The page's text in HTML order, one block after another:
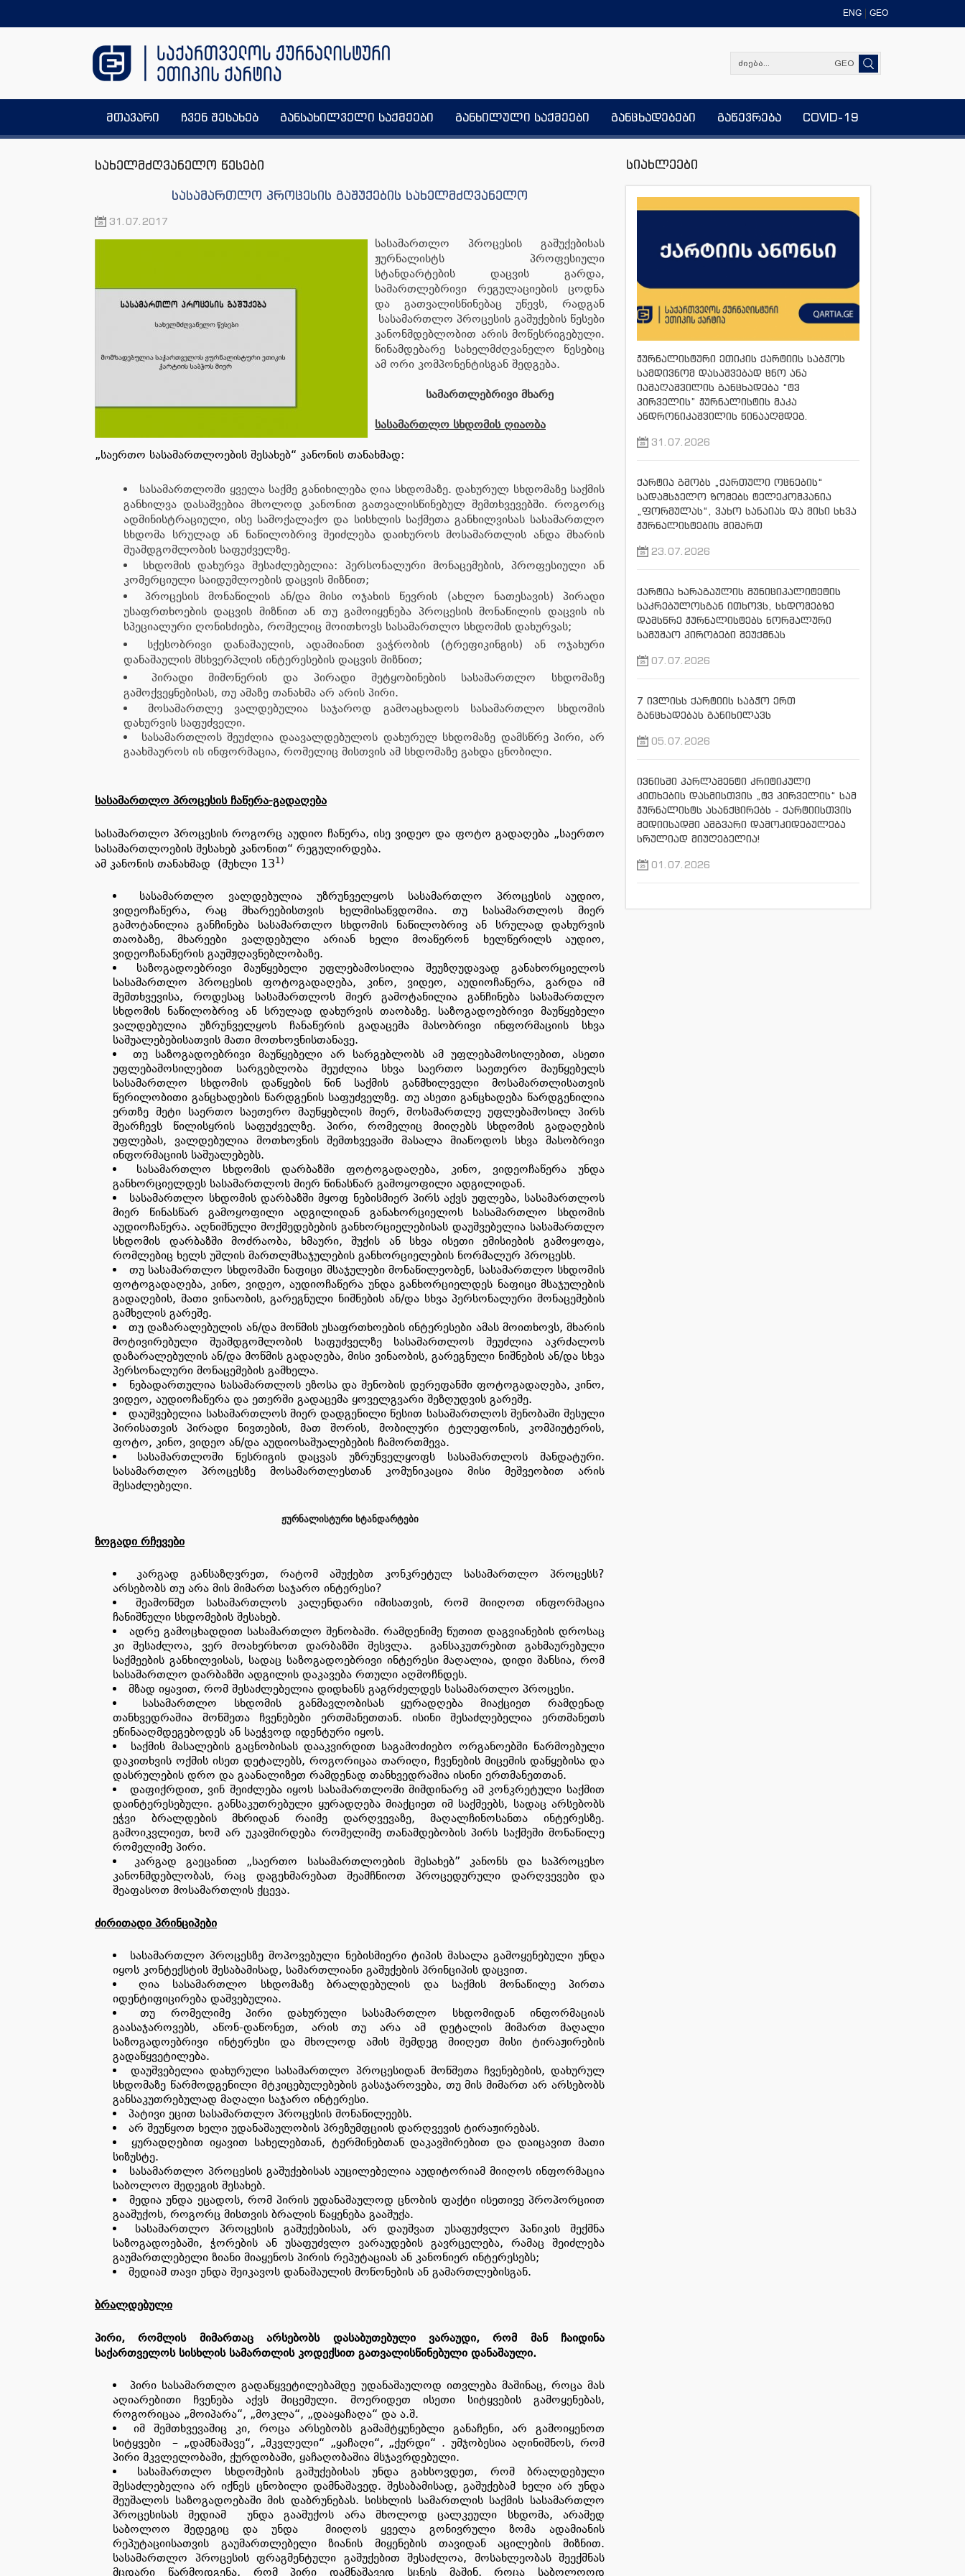
ENG GEO
GEO
მთავარი ჩვენ შესახებ განსახილველი საქმეები განხილული საქმეები განცხადებები გაწევრება COVID-19
სახელმძღვანელო წესები
სასამართლო პროცესის გაშუქების სახელმძღვანელო
31.07.2017
სასამართლო პროცესის გაშუქებისას
ჟურნალისტს პროფესიული
სტანდარტების დაცვის გარდა,
სამართლებრივი რეგულაციების ცოდნა
და გათვალისწინებაც უწევს, რადგან
სასამართლო პროცესის გაშუქების წესები
კანონმდებლობით არის მოწესრიგებული.
წინამდებარე სახელმძღვანელო წესებიც
ამ ორი კომპონენტისგან შედგება.
სამართლებრივი მხარე
სასამართლო სხდომის ღიაობა
„საერთო სასამართლოების შესახებ“ კანონის თანახმად:
სასამართლოში ყველა საქმე განიხილება ღია სხდომაზე. დახურულ სხდომაზე საქმის
განხილვა დასაშვებია მხოლოდ კანონით გათვალისწინებულ შემთხვევებში. როგორც
ადმინისტრაციული, ისე სამოქალაქო და სისხლის საქმეთა განხილვისას სასამართლო
სხდომა სრულად ან ნაწილობრივ შეიძლება დაიხუროს მოსამართლის ანდა მხარის
შუამდგომლობის საფუძველზე.
სხდომის დახურვა შესაძლებელია: პერსონალური მონაცემების, პროფესიული ან
კომერციული საიდუმლოების დაცვის მიზნით;
პროცესის მონაწილის ან/და მისი ოჯახის წევრის (ახლო ნათესავის) პირადი
უსაფრთხოების დაცვის მიზნით ან თუ გამოიყენება პროცესის მონაწილის დაცვის ის
სპეციალური ღონისძიება, რომელიც მოითხოვს სასამართლო სხდომის დახურვას;
სქესობრივი დანაშაულის, ადამიანით ვაჭრობის (ტრეფიკინგის) ან ოჯახური
დანაშაულის მსხვერპლის ინტერესების დაცვის მიზნით;
პირადი მიმოწერის და პირადი შეტყობინების სასამართლო სხდომაზე
გამოქვეყნებისას, თუ ამაზე თანახმა არ არის პირი.
მოსამართლე ვალდებულია საჯაროდ გამოაცხადოს სასამართლო სხდომის
დახურვის საფუძველი.
სასამართლოს შეუძლია დაავალდებულოს დახურულ სხდომაზე დამსწრე პირი, არ
გაახმაუროს ის ინფორმაცია, რომელიც მისთვის ამ სხდომაზე გახდა ცნობილი.
სასამართლო პროცესის ჩაწერა-გადაღება
სასამართლო პროცესის როგორც აუდიო ჩაწერა, ისე ვიდეო და ფოტო გადაღება „საერთო
სასამართლოების შესახებ კანონით“ რეგულირდება.
ამ კანონის თანახმად (მუხლი 131)
სასამართლო ვალდებულია უზრუნველყოს სასამართლო პროცესის აუდიო,
ვიდეოჩაწერა, რაც მხარეებისთვის ხელმისაწვდომია. თუ სასამართლოს მიერ
გამოტანილია განჩინება სასამართლო სხდომის ნაწილობრივ ან სრულად დახურვის
თაობაზე, მხარეები ვალდებული არიან ხელი მოაწერონ ხელწერილს აუდიო,
ვიდეოჩანაწერის გაუმჟღავნებლობაზე.
საზოგადოებრივი მაუწყებელი უფლებამოსილია შეუზღუდავად განახორციელოს
სასამართლო პროცესის ფოტოგადაღება, კინო, ვიდეო, აუდიოჩაწერა, გარდა იმ
შემთხვევისა, როდესაც სასამართლოს მიერ გამოტანილია განჩინება სასამართლო
სხდომის ნაწილობრივ ან სრულად დახურვის თაობაზე. საზოგადოებრივი მაუწყებელი
ვალდებულია უზრუნველყოს ჩანაწერის გადაცემა მასობრივი ინფორმაციის სხვა
საშუალებებისათვის მათი მოთხოვნისთანავე.
თუ საზოგადოებრივი მაუწყებელი არ სარგებლობს ამ უფლებამოსილებით, ასეთი
უფლებამოსილებით სარგებლობა შეუძლია სხვა საერთო საეთერო მაუწყებელს
სასამართლო სხდომის დაწყების წინ საქმის განმხილველი მოსამართლისათვის
წერილობითი განცხადების წარდგენის საფუძველზე. თუ ასეთი განცხადება წარდგენილია
ერთზე მეტი საერთო საეთერო მაუწყებლის მიერ, მოსამართლე უფლებამოსილ პირს
შეარჩევს წილისყრის საფუძველზე. პირი, რომელიც მიიღებს სხდომის გადაღების
უფლებას, ვალდებულია მოთხოვნის შემთხვევაში მასალა მიაწოდოს სხვა მასობრივი
ინფორმაციის საშუალებებს.
სასამართლო სხდომის დარბაზში ფოტოგადაღება, კინო, ვიდეოჩაწერა უნდა
განხორციელდეს სასამართლოს მიერ წინასწარ გამოყოფილი ადგილიდან.
სასამართლო სხდომის დარბაზში მყოფ ნებისმიერ პირს აქვს უფლება, სასამართლოს
მიერ წინასწარ გამოყოფილი ადგილიდან განახორციელოს სასამართლო სხდომის
აუდიოჩაწერა. აღნიშნული მოქმედებების განხორციელებისას დაუშვებელია სასამართლო
სხდომის დარბაზში მოძრაობა, ხმაური, შუქის ან სხვა ისეთი ემისიების გამოყოფა,
რომლებიც ხელს უშლის მართლმსაჯულების განხორციელების ნორმალურ პროცესს.
თუ სასამართლო სხდომაში ნაფიცი მსაჯულები მონაწილეობენ, სასამართლო სხდომის
ფოტოგადაღება, კინო, ვიდეო, აუდიოჩაწერა უნდა განხორციელდეს ნაფიცი მსაჯულების
გადაღების, მათი ვინაობის, გარეგნული ნიშნების ან/და სხვა პერსონალური მონაცემების
გამხელის გარეშე.
თუ დაზარალებულის ან/და მოწმის უსაფრთხოების ინტერესები ამას მოითხოვს, მხარის
მოტივირებული შუამდგომლობის საფუძველზე სასამართლოს შეუძლია აკრძალოს
დაზარალებულის ან/და მოწმის გადაღება, მისი ვინაობის, გარეგნული ნიშნების ან/და სხვა
პერსონალური მონაცემების გამხელა.
ნებადართულია სასამართლოს ეზოსა და შენობის დერეფანში ფოტოგადაღება, კინო,
ვიდეო, აუდიოჩაწერა და ეთერში გადაცემა ყოველგვარი შეზღუდვის გარეშე.
დაუშვებელია სასამართლოს მიერ დადგენილი წესით სასამართლოს შენობაში შესული
პირისათვის პირადი ნივთების, მათ შორის, მობილური ტელეფონის, კომპიუტერის,
ფოტო, კინო, ვიდეო ან/და აუდიოსაშუალებების ჩამორთმევა.
სასამართლოში წესრიგის დაცვას უზრუნველყოფს სასამართლოს მანდატური.
სასამართლო პროცესზე მოსამართლესთან კომუნიკაცია მისი მეშვეობით არის
შესაძლებელი.
ᲟᲣᲠᲜᲐᲚᲘᲡᲢᲣᲠᲘ ᲡᲢᲐᲜᲓᲐᲠᲢᲔᲑᲘ
ზოგადი რჩევები
კარგად განსაზღვრეთ, რატომ აშუქებთ კონკრეტულ სასამართლო პროცესს?
არსებობს თუ არა მის მიმართ საჯარო ინტერესი?
შეამოწმეთ სასამართლოს კალენდარი იმისათვის, რომ მიიღოთ ინფორმაცია
ჩანიშნული სხდომების შესახებ.
ადრე გამოცხადდით სასამართლო შენობაში. რამდენიმე წუთით დაგვიანების დროსაც
კი შესაძლოა, ვერ მოახერხოთ დარბაზში შესვლა. განსაკუთრებით გახმაურებული
საქმეების განხილვისას, სადაც საზოგადოებრივი ინტერესი მაღალია, დიდი შანსია, რომ
სასამართლო დარბაზში ადგილის დაკავება რთული აღმოჩნდეს.
მზად იყავით, რომ შესაძლებელია დიდხანს გაგრძელდეს სასამართლო პროცესი.
სასამართლო სხდომის განმავლობისას ყურადღება მიაქციეთ რამდენად
თანხვედრაშია მოწმეთა ჩვენებები ერთმანეთთან. ისინი შესაძლებელია ერთმანეთს
ეწინააღმდეგებოდეს ან საეჭვოდ იდენტური იყოს.
საქმის მასალების გაცნობისას დააკვირდით საგამოძიებო ორგანოებში წარმოებული
დაკითხვის ოქმის ისეთ დეტალებს, როგორიცაა თარიღი, ჩვენების მიცემის დაწყებისა და
დასრულების დრო და გაანალიზეთ რამდენად თანხვედრაშია ისინი ერთმანეთთან.
დაფიქრდით, ვინ შეიძლება იყოს სასამართლოში მიმდინარე ამ კონკრეტული საქმით
დაინტერესებული. განსაკუთრებული ყურადღება მიაქციეთ იმ საქმეებს, სადაც არსებობს
ეჭვი ბრალდების მხრიდან რაიმე დარღვევაზე, მაღალჩინოსანთა ინტერესზე.
გამოიკვლიეთ, ხომ არ უკავშირდება რომელიმე თანამდებობის პირს საქმეში მონაწილე
რომელიმე პირი.
კარგად გაეცანით „საერთო სასამართლოების შესახებ” კანონს და საპროცესო
კანონმდებლობას, რაც დაგეხმარებათ შეამჩნიოთ პროცედურული დარღვევები და
შეაფასოთ მოსამართლის ქცევა.
ძირითადი პრინციპები
სასამართლო პროცესზე მოპოვებული ნებისმიერი ტიპის მასალა გამოყენებული უნდა
იყოს კონტექსტის შესაბამისად, სამართლიანი გაშუქების პრინციპის დაცვით.
ღია სასამართლო სხდომაზე ბრალდებულის და საქმის მონაწილე პირთა
იდენტიფიცირება დაშვებულია.
თუ რომელიმე პირი დახურული სასამართლო სხდომიდან ინფორმაციას
გაასაჯაროვებს, აწონ-დაწონეთ, არის თუ არა ამ დეტალის მიმართ მაღალი
საზოგადოებრივი ინტერესი და მხოლოდ ამის შემდეგ მიიღეთ მისი ტირაჟირების
გადაწყვეტილება.
დაუშვებელია დახურული სასამართლო პროცესიდან მოწმეთა ჩვენებების, დახურულ
სხდომაზე წარმოდგენილი მტკიცებულებების გასაჯაროვება, თუ მის მიმართ არ არსებობს
განსაკუთრებულად მაღალი საჯარო ინტერესი.
პატივი ეცით სასამართლო პროცესის მონაწილეებს.
არ შეუწყოთ ხელი უდანაშაულობის პრეზუმფციის დარღვევის ტირაჟირებას.
ყურადღებით იყავით სახელებთან, ტერმინებთან დაკავშირებით და დაიცავით მათი
სიზუსტე.
სასამართლო პროცესის გაშუქებისას აუცილებელია აუდიტორიამ მიიღოს ინფორმაცია
საბოლოო შედეგის შესახებ.
მედია უნდა ეცადოს, რომ პირის უდანაშაულოდ ცნობის ფაქტი ისეთივე პროპორციით
გააშუქოს, როგორც მისთვის ბრალის წაყენება გააშუქა.
სასამართლო პროცესის გაშუქებისას, არ დაუშვათ უსაფუძვლო პანიკის შექმნა
საზოგადოებაში, ჭორების ან უსაფუძვლო ვარაუდების გავრცელება, რამაც შეიძლება
გაუმართლებელი ზიანი მიაყენოს პირის რეპუტაციას ან კანონიერ ინტერესებს;
მედიამ თავი უნდა შეიკავოს დანაშაულის მოწონების ან გამართლებისგან.
ბრალდებული
პირი, რომლის მიმართაც არსებობს დასაბუთებული ვარაუდი, რომ მან ჩაიდინა
საქართველოს სისხლის სამართლის კოდექსით გათვალისწინებული დანაშაული.
პირი სასამართლო გადაწყვეტილებამდე უდანაშაულოდ ითვლება მაშინაც, როცა მას
აღიარებითი ჩვენება აქვს მიცემული. მოერიდეთ ისეთი სიტყვების გამოყენებას,
როგორიცაა „მოიპარა“, „მოკლა“, „დააყაჩაღა“ და ა.შ.
იმ შემთხვევაშიც კი, როცა არსებობს გამამტყუნებლი განაჩენი, არ გამოიყენოთ
სიტყვები – „დამნაშავე“, „მკვლელი“ „ყაჩაღი“, „ქურდი“ . უმჯობესია აღინიშნოს, რომ
პირი მკვლელობაში, ქურდობაში, ყაჩაღობაშია მსჯავრდებული.
სასამართლო სხდომების გაშუქებისას უნდა გახსოვდეთ, რომ ბრალდებული
შესაძლებელია არ იქნეს ცნობილი დამნაშავედ. შესაბამისად, გაშუქებამ ხელი არ უნდა
შეუშალოს საზოგადოებაში მის დაბრუნებას. სისხლის სამართლის საქმის სასამართლო
პროცესისას მედიამ უნდა გააშუქოს არა მხოლოდ ცალკეული სხდომა, არამედ
საბოლოო შედეგიც და უნდა მიიღოს ყველა გონივრული ზომა ადამიანის
რეპუტაციისათვის გაუმართლებელი ზიანის მიყენების თავიდან აცილების მიზნით.
სასამართლო პროცესის ფრაგმენტული გაშუქებით შესაძლოა, მოსახლეობას შეექმნას
მცდარი წარმოდგენა, რომ პირი დამნაშავედ სცნეს მაშინ, როცა საბოლოოდ
სიახლეები
ჟურნალისტური ეთიკის ქარტიის საბჭოს
სამდივნომ დასაშვებად ცნო ანა
იაშაღაშვილის განცხადება “ტვ
პირველის” ჟურნალისტის მაკა
ანდრონიკაშვილის წინააღმდეგ.
31.07.2026
ქარტია გმობს „ქართული ოცნების“
სადამსჯელო ზომებს ტელეკომპანია
„ფორმულას“, ვახო სანაიას და მისი სხვა
ჟურნალისტების მიმართ
23.07.2026
ქარტია ხარაგაულის მუნიციპალიტეტის
საკრებულოსგან ითხოვს, სხდომებზე
დამსწრე ჟურნალისტებს ნორმალური
სამუშაო პირობები შეუქმნას
07.07.2026
7 ივლისს ქარტიის საბჭო ერთ
განცხადებას განიხილავს
05.07.2026
ივნისში პარლამენტი კრიტიკული
კითხების დასმისთვის „ტვ პირველის“ სამ
ჟურნალისტს ასანქცირებს - ქარტიისთვის
მედიისადმი ამგვარი დამოკიდებულება
სრულიად მიუღებელია!
01.07.2026